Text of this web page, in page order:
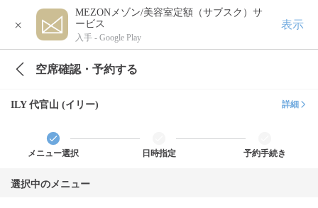
×
MEZONメゾン/美容室定額（サブスク）サ
ービス
入手 - Google Play
表示
空席確認・予約する
ILY 代官山 (イリー) 詳細
メニュー選択 日時指定 予約手続き
選択中のメニュー